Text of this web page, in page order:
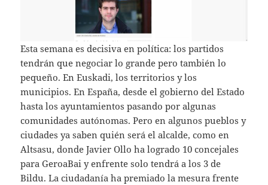
Esta semana es decisiva en política: los partidos
tendrán que negociar lo grande pero también lo
pequeño. En Euskadi, los territorios y los
municipios. En España, desde el gobierno del Estado
hasta los ayuntamientos pasando por algunas
comunidades autónomas. Pero en algunos pueblos y
ciudades ya saben quién será el alcalde, como en
Altsasu, donde Javier Ollo ha logrado 10 concejales
para GeroaBai y enfrente solo tendrá a los 3 de
Bildu. La ciudadanía ha premiado la mesura frente